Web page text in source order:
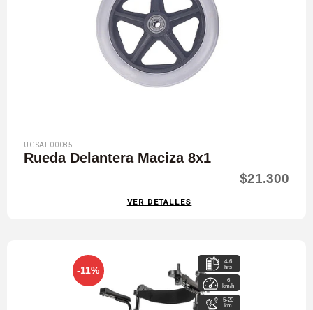
UGSAL00085
Rueda Delantera Maciza 8x1
$21.300
VER DETALLES
-11%
4-6
hrs
6
km/h
5-20
km